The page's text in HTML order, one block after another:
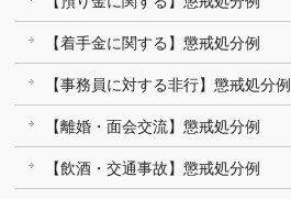
【着手金に関する】懲戒処分例
【事務員に対する非行】懲戒処分例
【離婚・面会交流】懲戒処分例
【飲酒・交通事故】懲戒処分例